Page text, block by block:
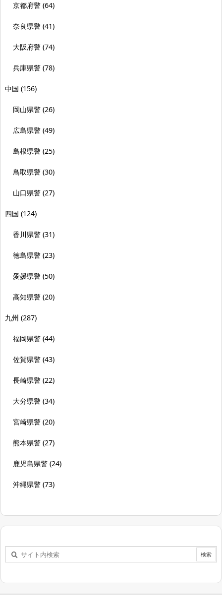
京都府警 (64)
奈良県警 (41)
大阪府警 (74)
兵庫県警 (78)
中国 (156)
岡山県警 (26)
広島県警 (49)
島根県警 (25)
鳥取県警 (30)
山口県警 (27)
四国 (124)
香川県警 (31)
徳島県警 (23)
愛媛県警 (50)
高知県警 (20)
九州 (287)
福岡県警 (44)
佐賀県警 (43)
長崎県警 (22)
大分県警 (34)
宮崎県警 (20)
熊本県警 (27)
鹿児島県警 (24)
沖縄県警 (73)